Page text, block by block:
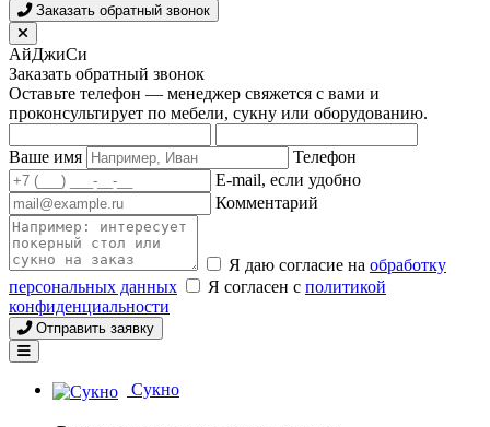
Заказать обратный звонок
АйДжиСи
Заказать обратный звонок
Оставьте телефон — менеджер свяжется с вами и
проконсультирует по мебели, сукну или оборудованию.
Ваше имя
Телефон
E-mail, если удобно
Комментарий
Я даю согласие на обработку
персональных данных
Я согласен с политикой
конфиденциальности
Отправить заявку
Сукно